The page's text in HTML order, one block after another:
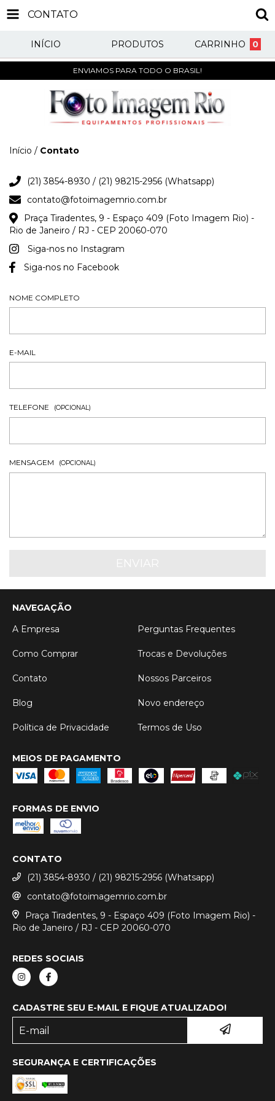
CONTATO
INÍCIO PRODUTOS CARRINHO 0
ENVIAMOS PARA TODO O BRASIL!
Início / Contato
(21) 3854-8930 / (21) 98215-2956 (Whatsapp)
contato@fotoimagemrio.com.br
Praça Tiradentes, 9 - Espaço 409 (Foto Imagem Rio) -
Rio de Janeiro / RJ - CEP 20060-070
Siga-nos no Instagram
Siga-nos no Facebook
NOME COMPLETO
E-MAIL
TELEFONE (OPCIONAL)
MENSAGEM (OPCIONAL)
NAVEGAÇÃO
A Empresa
Perguntas Frequentes
Como Comprar Trocas e Devoluções
Contato Nossos Parceiros
Blog Novo endereço
Política de Privacidade Termos de Uso
MEIOS DE PAGAMENTO
FORMAS DE ENVIO
CONTATO
(21) 3854-8930 / (21) 98215-2956 (Whatsapp)
contato@fotoimagemrio.com.br
Praça Tiradentes, 9 - Espaço 409 (Foto Imagem Rio) -
Rio de Janeiro / RJ - CEP 20060-070
REDES SOCIAIS
CADASTRE SEU E-MAIL E FIQUE ATUALIZADO!
SEGURANÇA E CERTIFICAÇÕES